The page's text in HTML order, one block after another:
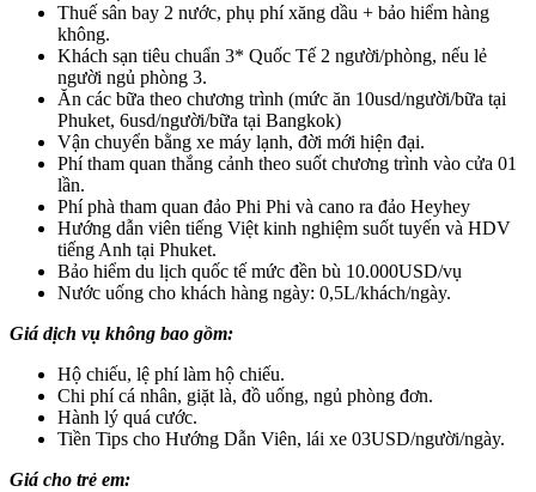
Thuế sân bay 2 nước, phụ phí xăng dầu + bảo hiểm hàng
không.
Khách sạn tiêu chuẩn 3* Quốc Tế 2 người/phòng, nếu lẻ
người ngủ phòng 3.
Ăn các bữa theo chương trình (mức ăn 10usd/người/bữa tại
Phuket, 6usd/người/bữa tại Bangkok)
Vận chuyển bằng xe máy lạnh, đời mới hiện đại.
Phí tham quan thắng cảnh theo suốt chương trình vào cửa 01
lần.
Phí phà tham quan đảo Phi Phi và cano ra đảo Heyhey
Hướng dẫn viên tiếng Việt kinh nghiệm suốt tuyến và HDV
tiếng Anh tại Phuket.
Bảo hiểm du lịch quốc tế mức đền bù 10.000USD/vụ
Nước uống cho khách hàng ngày: 0,5L/khách/ngày.
Giá dịch vụ không bao gồm:
Hộ chiếu, lệ phí làm hộ chiếu.
Chi phí cá nhân, giặt là, đồ uống, ngủ phòng đơn.
Hành lý quá cước.
Tiền Tips cho Hướng Dẫn Viên, lái xe 03USD/người/ngày.
Giá cho trẻ em: